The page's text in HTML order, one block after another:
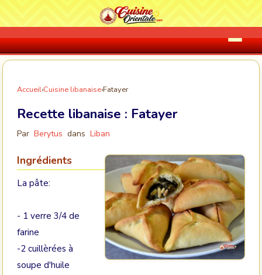
Accueil›Cuisine libanaise›Fatayer
Recette libanaise : Fatayer
Par Berytus dans Liban
Ingrédients
La pâte:
- 1 verre 3/4 de
farine
-2 cuillèrées à
soupe d'huile